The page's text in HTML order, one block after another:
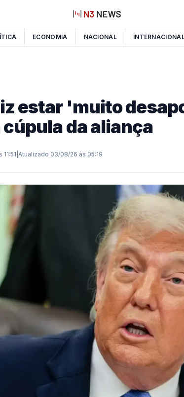
ECONOMIA NACIONAL
estar 'muito
cúpula da aliança
Atualizado 03/08/26 às 05:19